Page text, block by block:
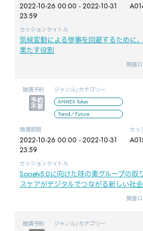
2022-10-26 00:00 - 2022-10-31
23:59
セッションタイトル
気候変動による惨事を回避するために
果たす役割
開催
聴講予約 ジャンル/カテゴリー
ANNEX Tokyo
Trend／Future
聴講期間
2022-10-26 00:00 - 2022-10-31
23:59
セッ
セッションタイトル
Society5.0に向けた味の素グループの取
スケアがデジタルでつながる新しい社
開催
聴講予約 ジャンル/カテゴリー